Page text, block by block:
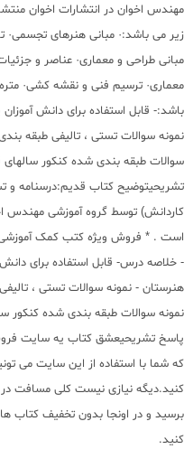
مهندس اخوان در انتشارات اخوان
زیر می باشد:· مبانی هنرهای
مبانی طراحی و معماری· عناصر و
معماری· ترسیم فنی و نقشه کشی· متره
باشد:- قابل استفاده برای دانش
نمونه سوالات تستی ، تالیفی طبقه
سوالات طبقه بندی شده کنکور
تشریحیتوضیح کتاب قدیم:درسنامه
کاردانش) توسط گروه آموزشی مهندس
است . * فروش ویژه کتب کمک آموزشی
- خلاصه درس- قابل استفاده برای
هنرستان - نمونه سوالات تستی ،
نمونه سوالات طبقه بندی شده کنکور
پاسخ تشریحیعشق کتاب یه سایت
که شما با استفاده از این سایت می
کنید.دیگه نیازی نیست کلی مسافت
برسید و در اونجا بدون تخفیف کتاب ها
کنید.